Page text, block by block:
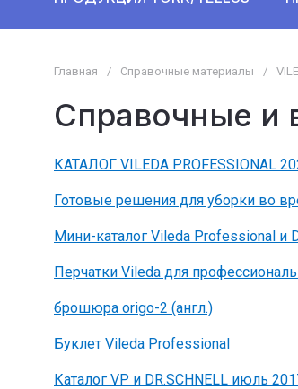
Главная / Справочные материалы /
Справочные и
КАТАЛОГ VILEDA PROFESSIONAL
Готовые решения для уборки во
Мини-каталог Vileda Professional и
Перчатки Vileda для
брошюра origo-2 (англ.)
Буклет Vileda Professional
Каталог VP и DR.SCHNELL июль